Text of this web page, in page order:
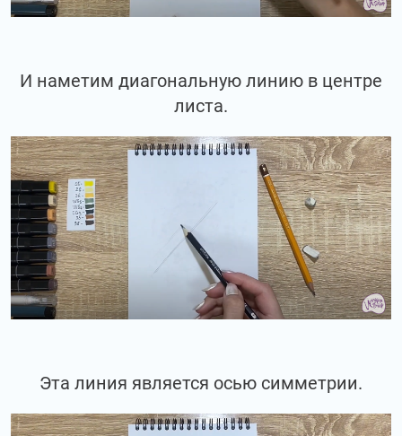
И наметим диагональную линию в центре
листа.
Эта линия является осью симметрии.